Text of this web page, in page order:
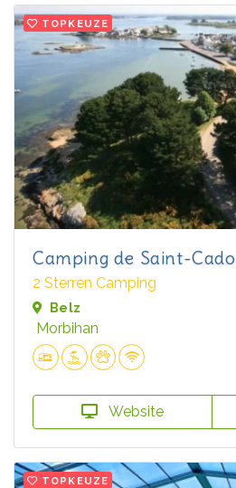
TOPKEUZE
Camping de Saint-Cado
2 Sterren Camping
Belz
Morbihan
Website
TOPKEUZE